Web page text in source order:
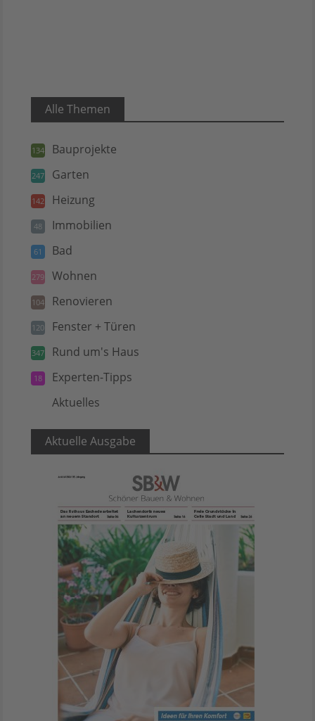
Alle Themen
134 Bauprojekte
247 Garten
142 Heizung
48 Immobilien
61 Bad
279 Wohnen
104 Renovieren
120 Fenster + Türen
347 Rund um's Haus
18 Experten-Tipps
Aktuelles
Aktuelle Ausgabe